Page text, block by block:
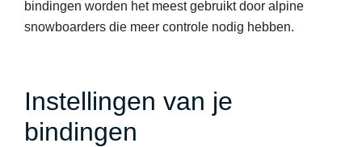
bindingen worden het meest gebruikt door alpine
snowboarders die meer controle nodig hebben.
Instellingen van je
bindingen